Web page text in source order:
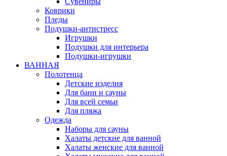
Коврики
Пледы
Подушки-антистресс
Игрушки
Подушки для интерьера
Подушки-игрушки
ВАННАЯ
Полотенца
Детские изделия
Для бани и сауны
Для всей семьи
Для пляжа
Одежда
Наборы для сауны
Халаты детские для ванной
Халаты женские для ванной